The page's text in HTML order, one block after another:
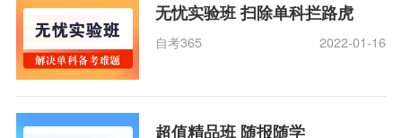
无忧实验班 扫除单科拦路虎
自考365 2022-01-16
超值精品班 随报随学